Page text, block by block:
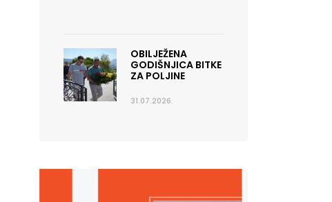
OBILJEŽENA
GODIŠNJICA BITKE
ZA POLJINE
31.07.2026.